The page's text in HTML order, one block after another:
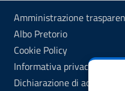
Amministrazione
Albo Pretorio
Cookie Policy
Informativa privacy
Dichiarazione di accessibilità